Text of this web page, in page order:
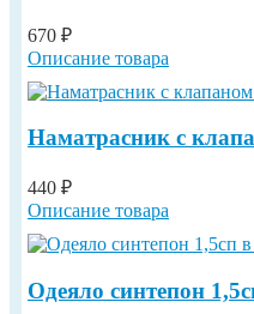
670 ₽
Описание товара
Наматрасник с
440 ₽
Описание товара
Одеяло синтепон